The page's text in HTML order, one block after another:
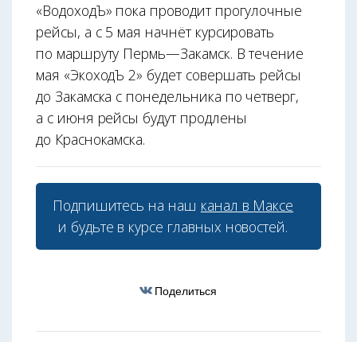
«ВодоходЪ» пока проводит прогулочные
рейсы, а с 5 мая начнёт курсировать
по маршруту Пермь—Закамск. В течение
мая «ЭкоходЪ 2» будет совершать рейсы
до Закамска с понедельника по четверг,
а с июня рейсы будут продлены
до Краснокамска.
Подпишитесь на наш канал в Максе
и будьте в курсе главных новостей.
Поделиться